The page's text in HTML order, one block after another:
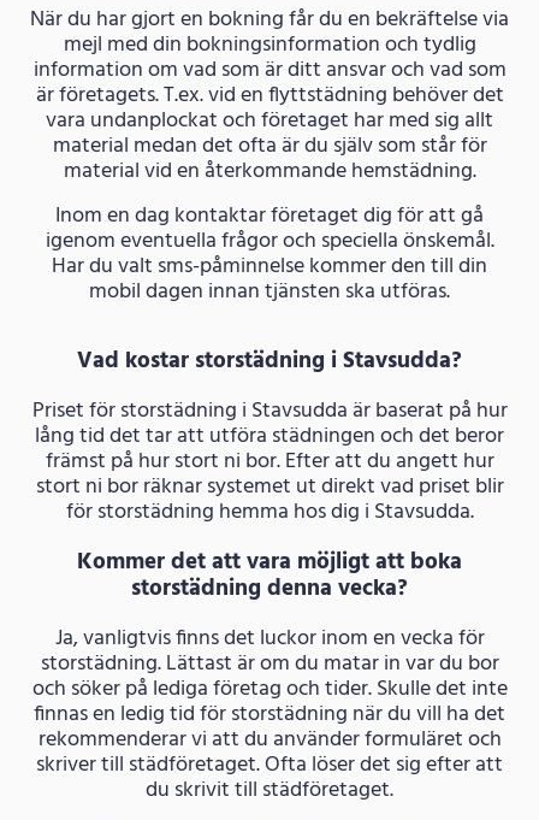
När du har gjort en bokning får du en bekräftelse via
mejl med din bokningsinformation och tydlig
information om vad som är ditt ansvar och vad som
är företagets. T.ex. vid en flyttstädning behöver det
vara undanplockat och företaget har med sig allt
material medan det ofta är du själv som står för
material vid en återkommande hemstädning.
Inom en dag kontaktar företaget dig för att gå
igenom eventuella frågor och speciella önskemål.
Har du valt sms-påminnelse kommer den till din
mobil dagen innan tjänsten ska utföras.
Vad kostar storstädning i Stavsudda?
Priset för storstädning i Stavsudda är baserat på hur
lång tid det tar att utföra städningen och det beror
främst på hur stort ni bor. Efter att du angett hur
stort ni bor räknar systemet ut direkt vad priset blir
för storstädning hemma hos dig i Stavsudda.
Kommer det att vara möjligt att boka
storstädning denna vecka?
Ja, vanligtvis finns det luckor inom en vecka för
storstädning. Lättast är om du matar in var du bor
och söker på lediga företag och tider. Skulle det inte
finnas en ledig tid för storstädning när du vill ha det
rekommenderar vi att du använder formuläret och
skriver till städföretaget. Ofta löser det sig efter att
du skrivit till städföretaget.